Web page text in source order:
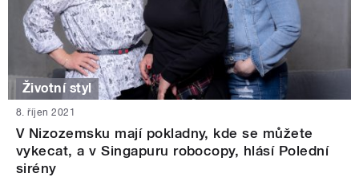
Životní styl
8. říjen 2021
V Nizozemsku mají pokladny, kde se můžete
vykecat, a v Singapuru robocopy, hlásí Polední
sirény